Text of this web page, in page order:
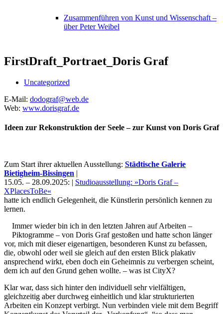
Zusammenführen von Kunst und Wissenschaft –
über Peter Weibel
Harald Schwiers
FirstDraft_Portraet_Doris Graf
Uncategorized
E-Mail: dodograf@web.de
Web: www.dorisgraf.de
Ideen zur Rekonstruktion der Seele – zur Kunst von Doris Graf
Zum Start ihrer aktuellen Ausstellung: Städtische Galerie
Bietigheim-Bissingen |
15.05. – 28.09.2025: | Studioausstellung: »Doris Graf –
XPlacesToBe«
hatte ich endlich Gelegenheit, die Künstlerin persönlich kennen zu
lernen.
Immer wieder bin ich in den letzten Jahren auf Arbeiten –
Piktogramme – von Doris Graf gestoßen und hatte schon länger
vor, mich mit dieser eigenartigen, besonderen Kunst zu befassen,
die, obwohl oder weil sie gleich auf den ersten Blick plakativ
ansprechend wirkt, eben doch ein Geheimnis zu verbergen scheint,
dem ich auf den Grund gehen wollte. – was ist CityX?
Klar war, dass sich hinter den individuell sehr vielfältigen,
gleichzeitig aber durchweg einheitlich und klar strukturierten
Arbeiten ein Konzept verbirgt. Nun verbinden viele mit dem Begriff